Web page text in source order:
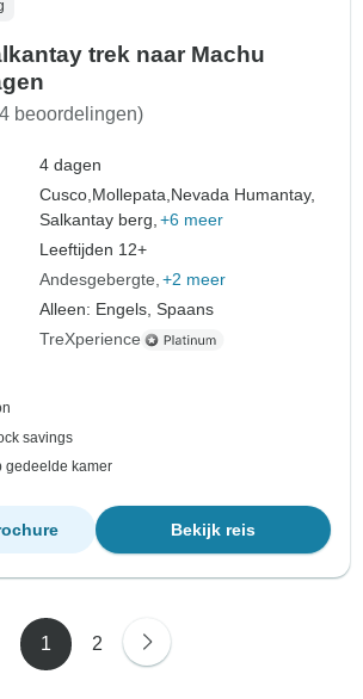
trek naar Machu
beoordelingen)
4 dagen
Cusco,Mollepata,Nevada Humantay,
Salkantay berg, +6 meer
Leeftijden 12+
Andesgebergte +2 meer
Alleen: Engels, Spaans
TreXperience
savings
gedeelde kamer
Bekijk reis
1 2